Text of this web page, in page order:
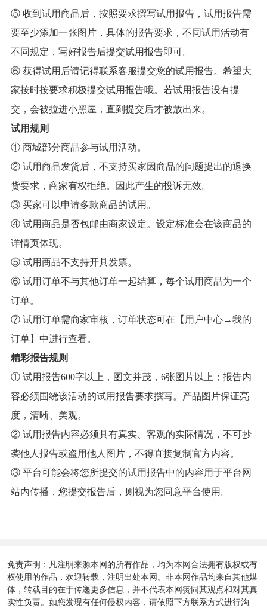
⑤ 收到试用商品后，按照要求撰写试用报告，试用报告需
要至少添加一张图片，具体的报告要求，不同试用活动有
不同规定，写好报告后提交试用报告即可。
⑥ 获得试用后请记得联系客服提交您的试用报告。希望大
家按时按要求积极提交试用报告哦。若试用报告没有提
交，会被拉进小黑屋，直到提交后才被放出来。
试用规则
① 商城部分商品参与试用活动。
② 试用商品发货后，不支持买家因商品的问题提出的退换
货要求，商家有权拒绝。因此产生的投诉无效。
③ 买家可以申请多款商品的试用。
④ 试用商品是否包邮由商家设定。设定标准会在该商品的
详情页体现。
⑤ 试用商品不支持开具发票。
⑥ 试用订单不与其他订单一起结算，每个试用商品为一个
订单。
⑦ 试用订单需商家审核，订单状态可在【用户中心→我的
订单】中进行查看。
精彩报告规则
① 试用报告600字以上，图文并茂，6张图片以上；报告内
容必须围绕该活动的试用报告要求撰写。产品图片保证亮
度，清晰、美观。
② 试用报告内容必须具有真实、客观的实际情况，不可抄
袭他人报告或盗用他人图片，不得直接复制官方内容。
③ 平台可能会将您所提交的试用报告中的内容用于平台网
站内传播，您提交报告后，则视为您同意平台使用。
免责声明：凡注明来源本网的所有作品，均为本网合法拥有版权或有
权使用的作品，欢迎转载，注明出处本网。非本网作品均来自其他媒
体，转载目的在于传递更多信息，并不代表本网赞同其观点和对其真
实性负责。如您发现有任何侵权内容，请依照下方联系方式进行沟